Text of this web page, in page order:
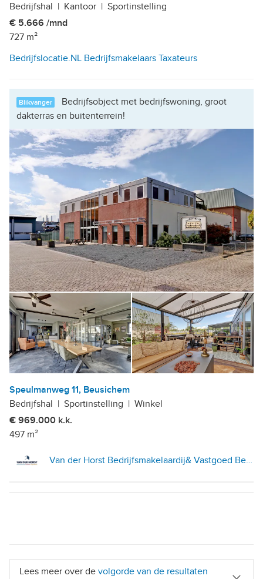
Bedrijfshal | Kantoor | Sportinstelling
€ 5.666 /mnd
727 m²
Bedrijfslocatie.NL Bedrijfsmakelaars Taxateurs
Blikvanger
Bedrijfsobject met bedrijfswoning, groot
dakterras en buitenterrein!
Speulmanweg 11, Beusichem
Bedrijfshal | Sportinstelling | Winkel
€ 969.000 k.k.
497 m²
Van der Horst Bedrijfsmakelaardij& Vastgoed Beheer
Lees meer over de volgorde van de resultaten